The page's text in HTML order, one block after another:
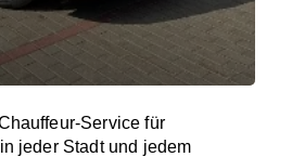
Service für
jeder Stadt und jedem